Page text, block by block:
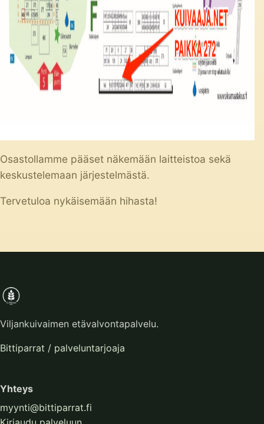
Osastollamme pääset näkemään laitteistoa sekä
keskustelemaan järjestelmästä.
Tervetuloa nykäisemään hihasta!
Viljankuivaimen etävalvontapalvelu.
Bittiparrat / palveluntarjoaja
Yhteys
myynti@bittiparrat.fi